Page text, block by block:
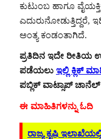
ಕುಟುಂಬ ಹಾಗೂ
ಎದುರುನೋಡುತ್ತಿದ್ದರೆ,
ಅಂತ್ಯ ಕಂಡಂತಾಗಿದೆ.
ಪ್ರತಿದಿನ ಇದೇ ರೀತಿಯ
ಪಡೆಯಲು ಇಲ್ಲಿ ಕ್ಲಿಕ್
ಪಬ್ಲಿಕ್ ವಾಟ್ಸಾಪ್ ಚಾನೆಲ್
ಈ ಮಾಹಿತಿಗಳನ್ನು ಓದಿ
ರಾಜ್ಯ ಕೃಷಿ